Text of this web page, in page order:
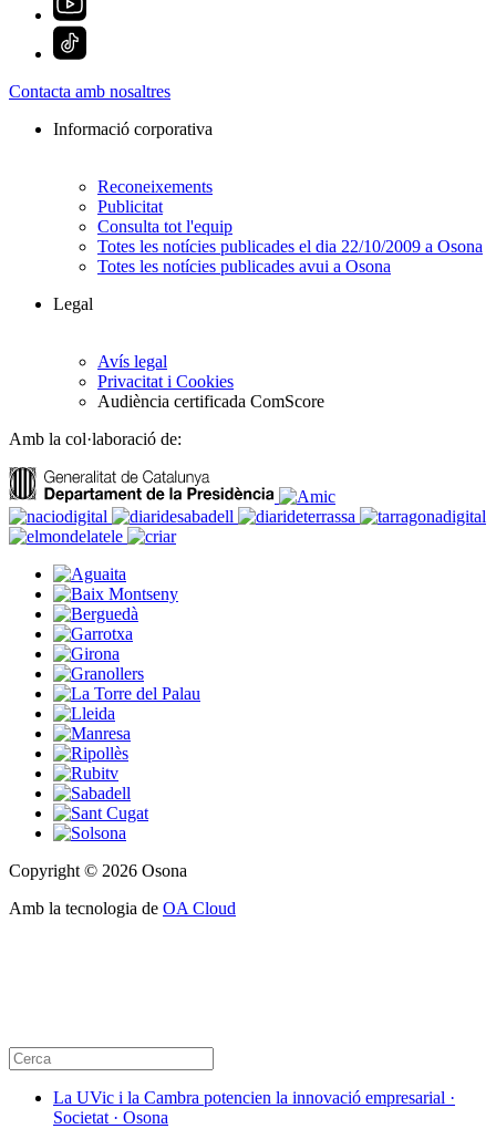
Contacta amb nosaltres
Informació corporativa
Reconeixements
Publicitat
Consulta tot l'equip
Totes les notícies publicades el dia 22/10/2009 a Osona
Totes les notícies publicades avui a Osona
Legal
Avís legal
Privacitat i Cookies
Audiència certificada ComScore
Amb la col·laboració de:
Copyright © 2026 Osona
Amb la tecnologia de OA Cloud
La UVic i la Cambra potencien la innovació empresarial ·
Societat · Osona